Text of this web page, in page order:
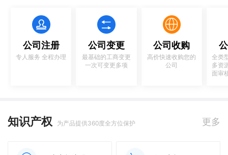
公司注册
专人服务 全程办理
公司变更
最基础的工商变更
一次可变更多项
公司收购
高价快速收购您的
公司
全类
多资
面审
知识产权 为产品提供360度全方位保护 更多